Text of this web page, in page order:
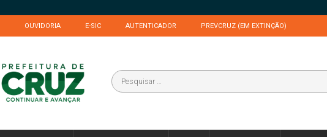
OUVIDORIA E-SIC AUTENTICADOR PREVCRUZ (EM EXTINÇÃO)